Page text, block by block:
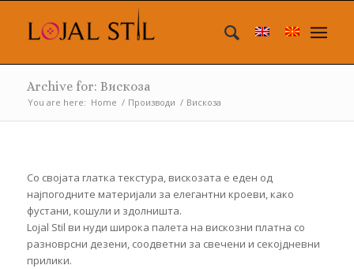
Archive for: Вискоза
You are here: Home / Производи / Вискоза
Со својата глатка текстура, вискозата е еден од
најпогодните материјали за елегантни кроеви, како
фустани, кошули и здолништа.
Lojal Stil ви нуди широка палета на вискозни платна со
разноврсни дезени, соодветни за свечени и секојдневни
прилики.